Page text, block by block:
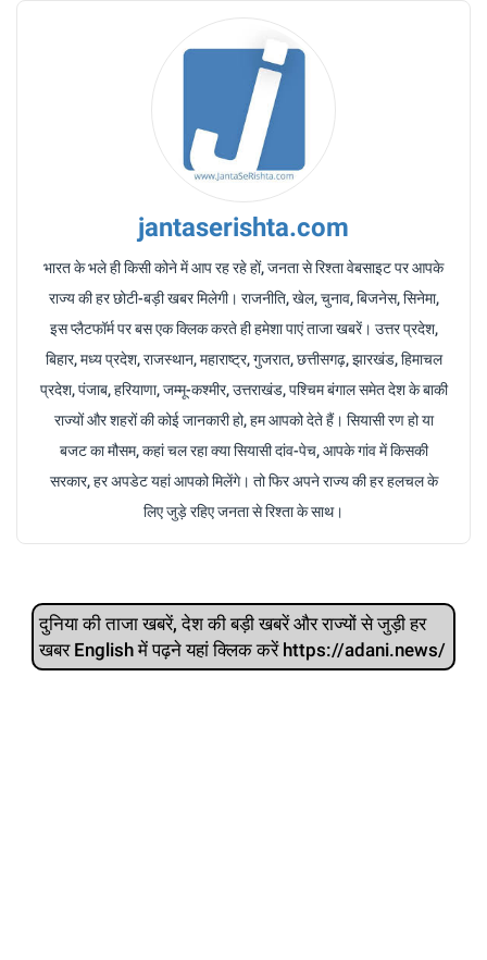
jantaserishta.com
भारत के भले ही किसी कोने में आप रह रहे हों, जनता से रिश्ता वेबसाइट पर आपके
राज्य की हर छोटी-बड़ी खबर मिलेगी। राजनीति, खेल, चुनाव, बिजनेस, सिनेमा,
इस प्लैटफॉर्म पर बस एक क्लिक करते ही हमेशा पाएं ताजा खबरें। उत्तर प्रदेश,
बिहार, मध्य प्रदेश, राजस्थान, महाराष्ट्र, गुजरात, छत्तीसगढ़, झारखंड, हिमाचल
प्रदेश, पंजाब, हरियाणा, जम्मू-कश्मीर, उत्तराखंड, पश्चिम बंगाल समेत देश के बाकी
राज्यों और शहरों की कोई जानकारी हो, हम आपको देते हैं। सियासी रण हो या
बजट का मौसम, कहां चल रहा क्या सियासी दांव-पेच, आपके गांव में किसकी
सरकार, हर अपडेट यहां आपको मिलेंगे। तो फिर अपने राज्य की हर हलचल के
लिए जुड़े रहिए जनता से रिश्ता के साथ।
दुनिया की ताजा खबरें, देश की बड़ी खबरें और राज्‍यों से जुड़ी हर
खबर English में पढ़ने यहां क्लिक करें https://adani.news/